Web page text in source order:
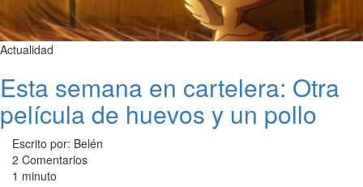
Actualidad
Esta semana en cartelera: Otra
película de huevos y un pollo
Escrito por: Belén
2 Comentarios
1 minuto